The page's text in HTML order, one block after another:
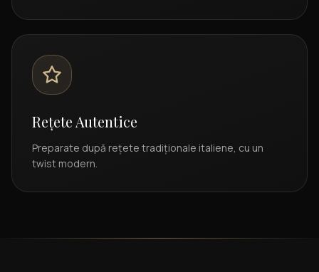
Rețete Autentice
Preparate după rețete tradiționale italiene, cu un
twist modern.